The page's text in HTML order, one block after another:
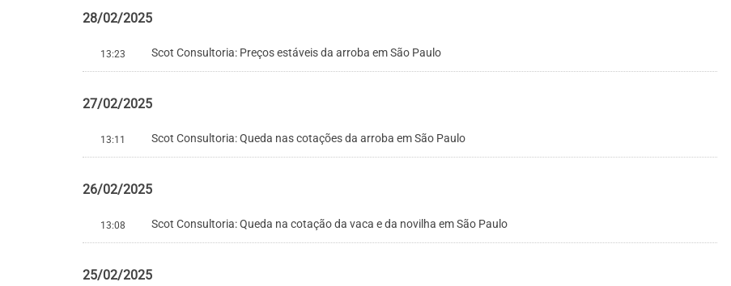
28/02/2025
13:23 Scot Consultoria: Preços estáveis da arroba em São Paulo
27/02/2025
13:11 Scot Consultoria: Queda nas cotações da arroba em São Paulo
26/02/2025
13:08 Scot Consultoria: Queda na cotação da vaca e da novilha em São Paulo
25/02/2025